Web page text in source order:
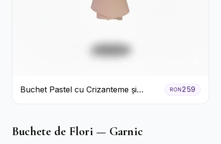
Buchet Pastel cu Crizanteme și
Garoafe
RON259
Buchete de Flori — Garnic